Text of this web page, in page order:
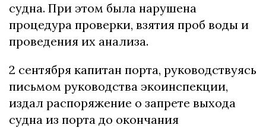
судна. При этом была нарушена
процедура проверки, взятия проб воды и
проведения их анализа.
2 сентября капитан порта, руководствуясь
письмом руководства экоинспекции,
издал распоряжение о запрете выхода
судна из порта до окончания